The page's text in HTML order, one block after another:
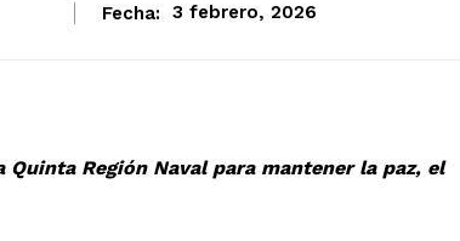
Fecha: 3 febrero, 2026
Región Naval para mantener la paz, el